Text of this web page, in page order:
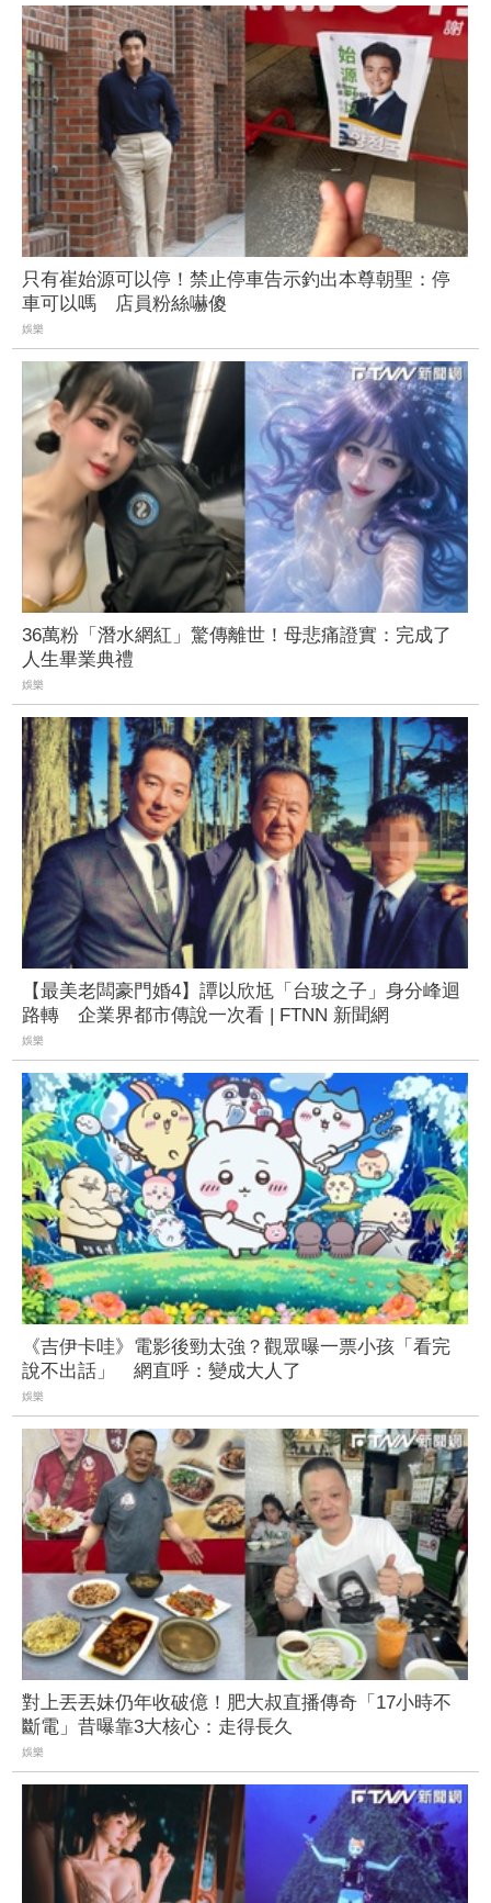
只有崔始源可以停！禁止停車告示釣出本尊朝聖：停
車可以嗎 店員粉絲嚇傻
娛樂
36萬粉「潛水網紅」驚傳離世！母悲痛證實：完成了
人生畢業典禮
娛樂
【最美老闆豪門婚4】譚以欣尪「台玻之子」身分峰迴
路轉 企業界都市傳說一次看 | FTNN 新聞網
娛樂
《吉伊卡哇》電影後勁太強？觀眾曝一票小孩「看完
說不出話」 網直呼：變成大人了
娛樂
對上丟丟妹仍年收破億！肥大叔直播傳奇「17小時不
斷電」昔曝靠3大核心：走得長久
娛樂